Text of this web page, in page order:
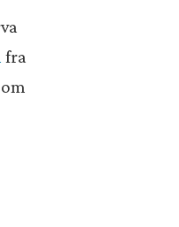
fra